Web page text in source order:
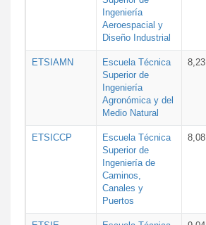
Ingeniería
Aeroespacial y
Diseño Industrial
ETSIAMN
Escuela Técnica
Superior de
Ingeniería
Agronómica y del
Medio Natural
8,23
ETSICCP
Escuela Técnica
Superior de
Ingeniería de
Caminos,
Canales y
Puertos
8,08